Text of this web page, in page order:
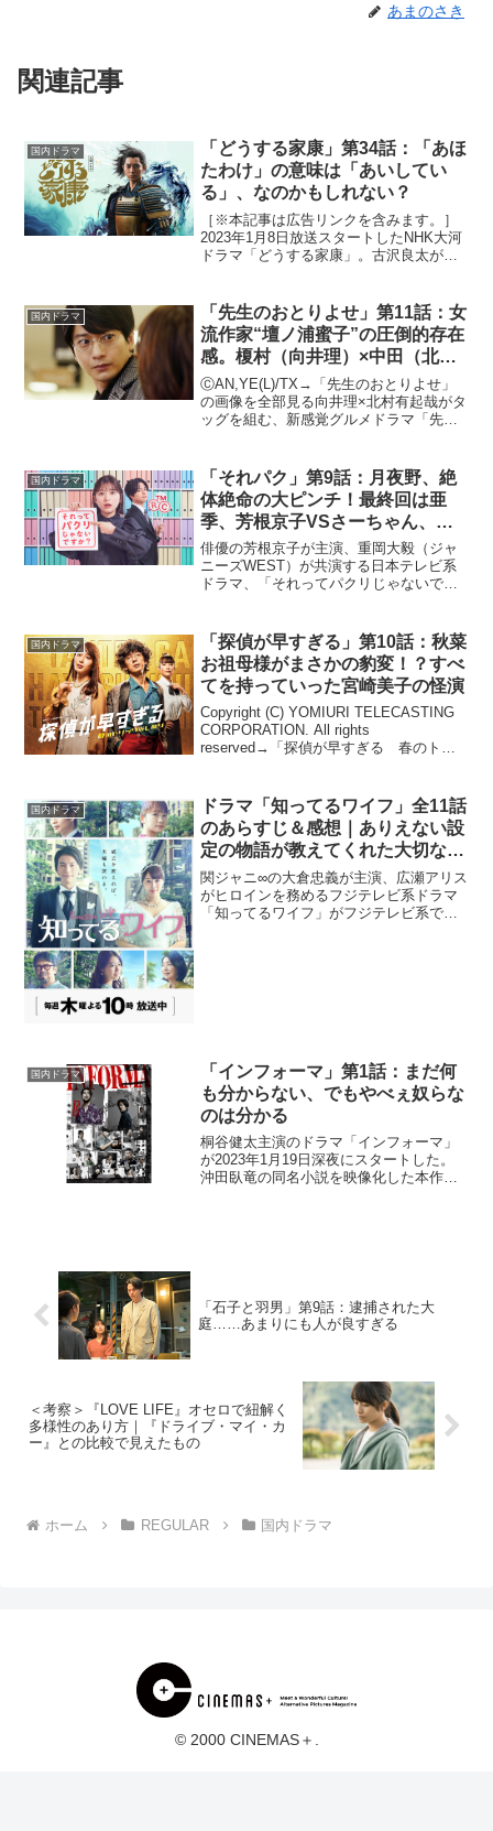
あまのさき
関連記事
国内ドラマ
「どうする家康」第34話：「あほ
たわけ」の意味は「あいしてい
る」、なのかもしれない？
［※本記事は広告リンクを含みます。］
2023年1月8日放送スタートしたNHK大河
ドラマ「どうする家康」。古沢良太が脚
いた波乱万丈エンターテイメント。大河
ドラマ初主演とな...
国内ドラマ
「先生のおとりよせ」第11話：女
流作家“壇ノ浦蜜子”の圧倒的存在
感。榎村（向井理）×中田（北村
有起哉）のすれ違いが辛い
ⒸAN,YE(L)/TX→「先生のおとりよせ」
の画像を全部見る向井理×北村有起哉がタ
ッグを組む、新感覚グルメドラマ「先生
共著による同名作で、向井はドSで無愛想
官能...
国内ドラマ
「それパク」第9話：月夜野、絶
体絶命の大ピンチ！最終回は亜
季、芳根京子VSさーちゃん、秋
元真夏の戦いか？
俳優の芳根京子が主演、重岡大毅（ジャ
ニーズWEST）が共演する日本テレビ系
ドラマ、「それってパクリじゃないです
てパクリじゃないですか？～新米知的財
産部員のお仕事...
国内ドラマ
「探偵が早すぎる」第10話：秋菜
お祖母様がまさかの豹変！？すべ
てを持っていった宮崎美子の怪演
Copyright (C) YOMIURI TELECASTING
CORPORATION. All rights
reserved→「探偵が早すぎる 春のトリ
偵が早すぎ...
国内ドラマ
ドラマ「知ってるワイフ」全11話
のあらすじ＆感想｜ありえない設
定の物語が教えてくれた大切なこ
と・よかったところと疑問点
関ジャニ∞の大倉忠義が主演、広瀬アリス
がヒロインを務めるフジテレビ系ドラマ
「知ってるワイフ」がフジテレビ系で
国内ドラマ
「インフォーマ」第1話：まだ何
も分からない、でもやべぇ奴らな
のは分かる
桐谷健太主演のドラマ「インフォーマ」
が2023年1月19日深夜にスタートした。
沖田臥竜の同名小説を映像化した本作
「石子と羽男」第9話：逮捕された大
庭……あまりにも人が良すぎる
＜考察＞『LOVE LIFE』オセロで紐解く
多様性のあり方｜『ドライブ・マイ・カ
ー』との比較で見えたもの
ホーム REGULAR 国内ドラマ
© 2000 CINEMAS＋.